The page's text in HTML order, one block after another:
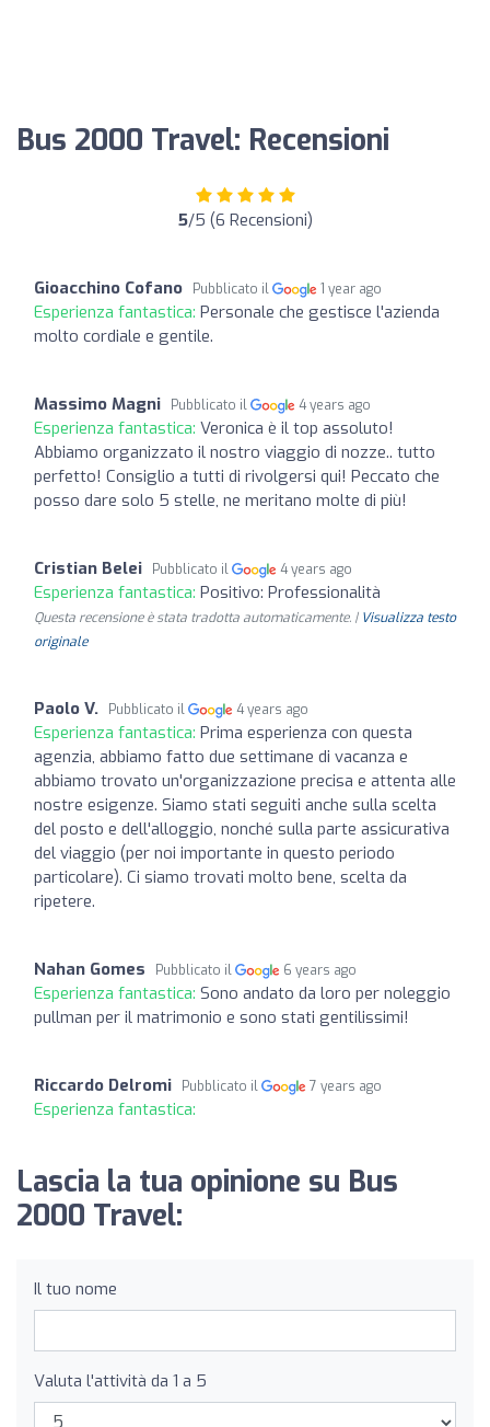
Bus 2000 Travel: Recensioni
5/5 (6 Recensioni)
Gioacchino Cofano Pubblicato il 1 year ago
Esperienza fantastica: Personale che gestisce l'azienda
molto cordiale e gentile.
Massimo Magni Pubblicato il 4 years ago
Esperienza fantastica: Veronica è il top assoluto!
Abbiamo organizzato il nostro viaggio di nozze.. tutto
perfetto! Consiglio a tutti di rivolgersi qui! Peccato che
posso dare solo 5 stelle, ne meritano molte di più!
Cristian Belei Pubblicato il 4 years ago
Esperienza fantastica: Positivo: Professionalità
Questa recensione è stata tradotta automaticamente. | Visualizza testo
originale
Paolo V. Pubblicato il 4 years ago
Esperienza fantastica: Prima esperienza con questa
agenzia, abbiamo fatto due settimane di vacanza e
abbiamo trovato un'organizzazione precisa e attenta alle
nostre esigenze. Siamo stati seguiti anche sulla scelta
del posto e dell'alloggio, nonché sulla parte assicurativa
del viaggio (per noi importante in questo periodo
particolare). Ci siamo trovati molto bene, scelta da
ripetere.
Nahan Gomes Pubblicato il 6 years ago
Esperienza fantastica: Sono andato da loro per noleggio
pullman per il matrimonio e sono stati gentilissimi!
Riccardo Delromi Pubblicato il 7 years ago
Esperienza fantastica:
Lascia la tua opinione su Bus
2000 Travel:
Il tuo nome
Valuta l'attività da 1 a 5